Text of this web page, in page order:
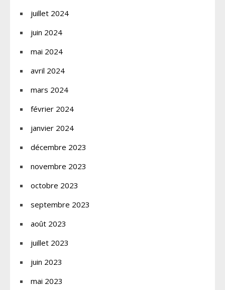
juillet 2024
juin 2024
mai 2024
avril 2024
mars 2024
février 2024
janvier 2024
décembre 2023
novembre 2023
octobre 2023
septembre 2023
août 2023
juillet 2023
juin 2023
mai 2023